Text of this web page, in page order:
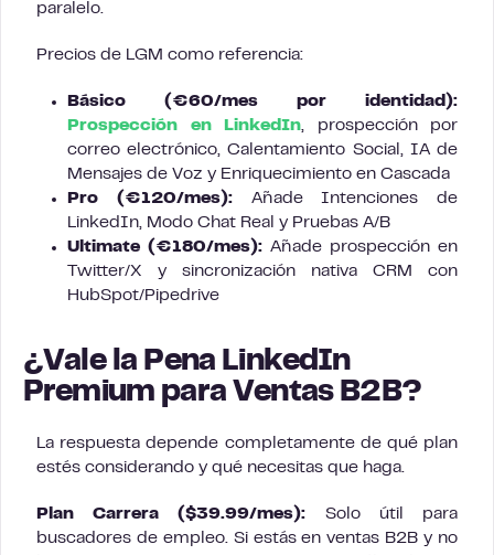
paralelo.
Precios de LGM como referencia:
Básico (€60/mes por identidad):
Prospección en LinkedIn, prospección por
correo electrónico, Calentamiento Social, IA de
Mensajes de Voz y Enriquecimiento en Cascada
Pro (€120/mes):Añade Intenciones de
LinkedIn, Modo Chat Real y Pruebas A/B
Ultimate (€180/mes): Añade prospección en
Twitter/X y sincronización nativa CRM con
HubSpot/Pipedrive
¿Vale la Pena LinkedIn
Premium para Ventas B2B?
La respuesta depende completamente de qué plan
estés considerando y qué necesitas que haga.
Plan Carrera ($39.99/mes): Solo útil para
buscadores de empleo. Si estás en ventas B2B y no